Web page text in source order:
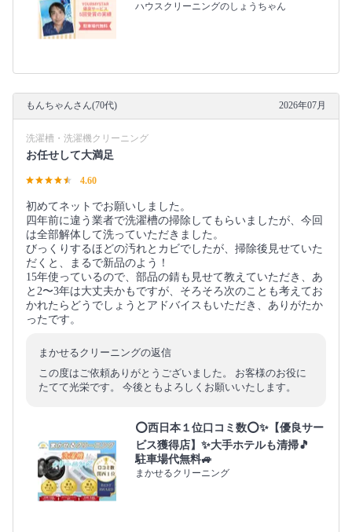
ハウスクリーニングのしょうちゃん
もんちゃんさん(70代) 2026年07月
洗濯槽・洗濯機クリーニング
お任せして大満足
4.60
初めてネットでお願いしました。
四年前に違う業者で洗濯槽の掃除してもらいましたが、今回
は全部解体して洗っていただきました。
びっくりするほどの汚れとカビでしたが、掃除後見せていた
だくと、まるで新品のよう！
15年使っているので、部品の錆も見せて教えていただき、あ
と2〜3年は大丈夫かもですが、そろそろ次のことも考えてお
かれたらどうでしょうとアドバイスもいただき、ありがたか
ったです。
まかせるクリーニングの返信
この度はご依頼ありがとうございました。 お客様のお役に
たてて光栄です。 今後ともよろしくお願いいたします。
⭕西日本１位口コミ数⭕✨【優良サー
ビス獲得店】✨大手ホテルも清掃🎵
駐車場代無料🚙
まかせるクリーニング